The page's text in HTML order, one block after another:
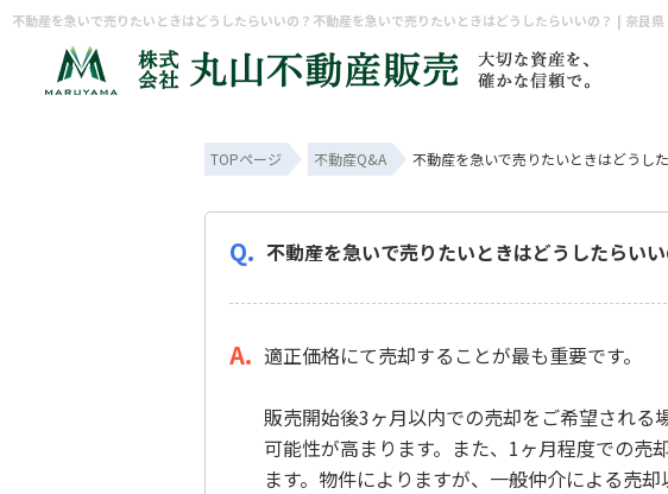
TOPページ 不動産Q&A 不動産を急いで売りたいときはどうし
Q. 不動産を急いで売りたいときはどうしたらいい
A. 適正価格にて売却することが最も重要です。
販売開始後3ヶ月以内での売却をご希望される
可能性が高まります。また、1ヶ月程度での売
ます。物件によりますが、一般仲介による売